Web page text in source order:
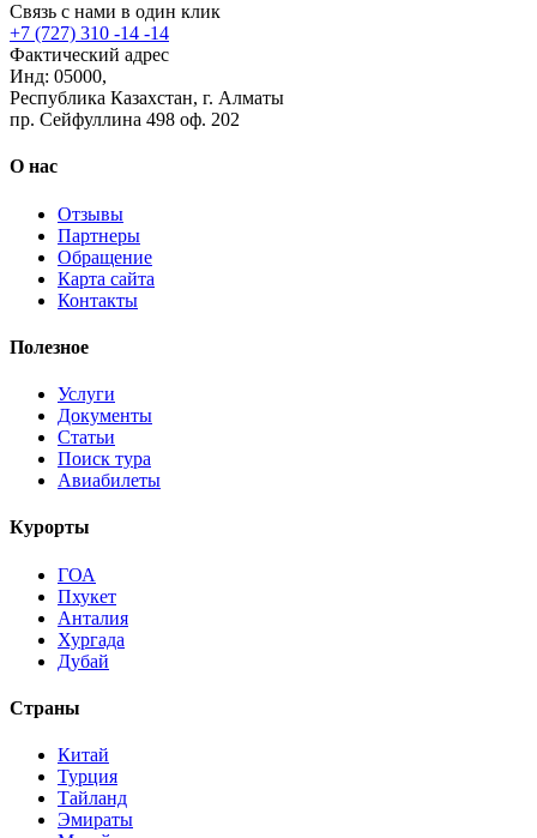
Связь с нами в один клик
+7 (727) 310 -14 -14
Фактический адрес
Инд: 05000,
Республика Казахстан, г. Алматы
пр. Сейфуллина 498 оф. 202
О нас
Отзывы
Партнеры
Обращение
Карта сайта
Контакты
Полезное
Услуги
Документы
Статьи
Поиск тура
Авиабилеты
Курорты
ГОА
Пхукет
Анталия
Хургада
Дубай
Страны
Китай
Турция
Тайланд
Эмираты